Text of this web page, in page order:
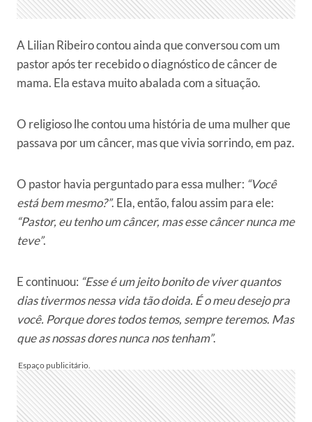
A Lilian Ribeiro contou ainda que conversou com um
pastor após ter recebido o diagnóstico de câncer de
mama. Ela estava muito abalada com a situação.
O religioso lhe contou uma história de uma mulher que
passava por um câncer, mas que vivia sorrindo, em paz.
O pastor havia perguntado para essa mulher: “Você
está bem mesmo?”. Ela, então, falou assim para ele:
“Pastor, eu tenho um câncer, mas esse câncer nunca me
teve”.
E continuou: “Esse é um jeito bonito de viver quantos
dias tivermos nessa vida tão doida. É o meu desejo pra
você. Porque dores todos temos, sempre teremos. Mas
que as nossas dores nunca nos tenham”.